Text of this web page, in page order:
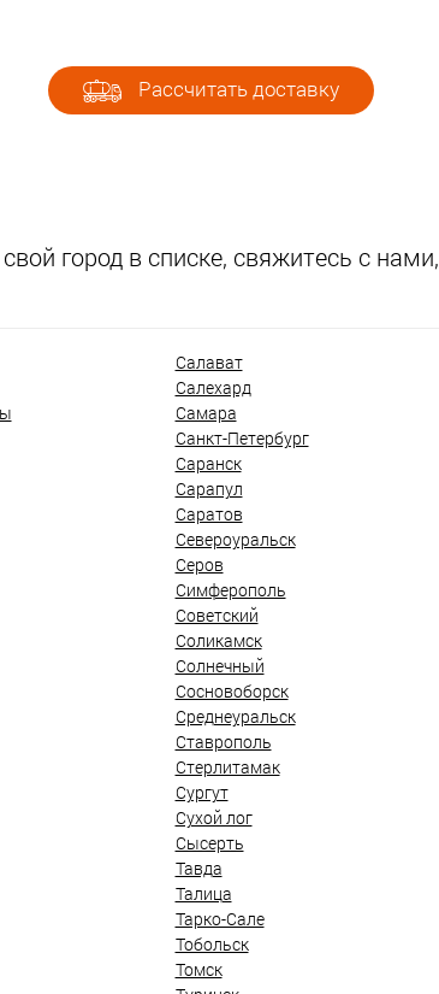
Рассчитать доставку
город в списке, свяжитесь с нами,
Салават
Салехард
Самара
Санкт-Петербург
Саранск
Сарапул
Саратов
Североуральск
Серов
Симферополь
Советский
Соликамск
Солнечный
Сосновоборск
Среднеуральск
Ставрополь
Стерлитамак
Сургут
Сухой лог
Сысерть
Тавда
Талица
Тарко-Сале
Тобольск
Томск